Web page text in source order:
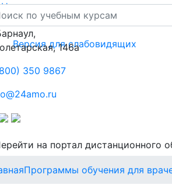
Новости
Контакты
Версия для слабовидящих
146а
350 9867
на портал дистанционного
Программы обучения для